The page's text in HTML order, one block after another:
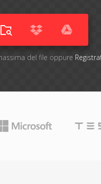
del file oppure